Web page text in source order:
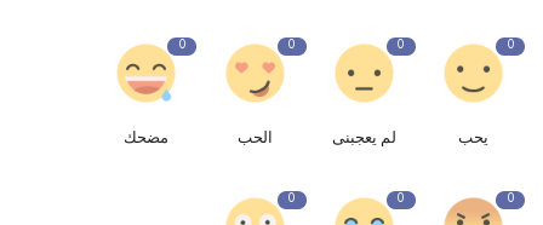
0
يحب
0
لم يعجبنى
0
الحب
0
مضحك
0
0
0